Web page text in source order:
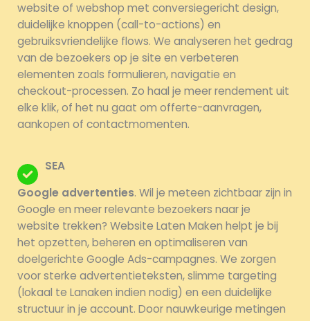
website of webshop met conversiegericht design,
duidelijke knoppen (call-to-actions) en
gebruiksvriendelijke flows. We analyseren het gedrag
van de bezoekers op je site en verbeteren
elementen zoals formulieren, navigatie en
checkout-processen. Zo haal je meer rendement uit
elke klik, of het nu gaat om offerte-aanvragen,
aankopen of contactmomenten.
SEA
Google advertenties. Wil je meteen zichtbaar zijn in
Google en meer relevante bezoekers naar je
website trekken? Website Laten Maken helpt je bij
het opzetten, beheren en optimaliseren van
doelgerichte Google Ads-campagnes. We zorgen
voor sterke advertentieteksten, slimme targeting
(lokaal te Lanaken indien nodig) en een duidelijke
structuur in je account. Door nauwkeurige metingen